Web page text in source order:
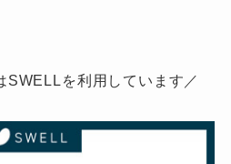
SWELLを利用しています／